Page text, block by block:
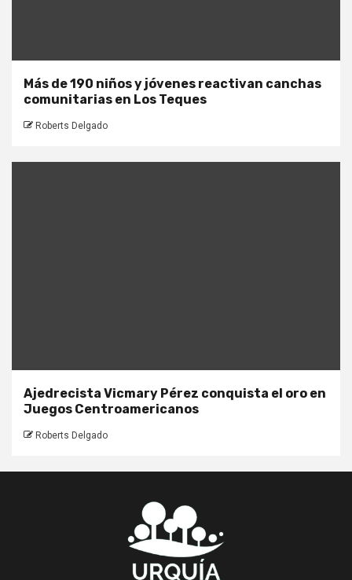
Más de 190 niños y jóvenes reactivan canchas
comunitarias en Los Teques
Roberts Delgado
Ajedrecista Vicmary Pérez conquista el oro en
Juegos Centroamericanos
Roberts Delgado